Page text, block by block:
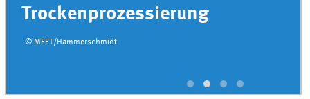
Trockenprozessierung
© MEET/Hammerschmidt